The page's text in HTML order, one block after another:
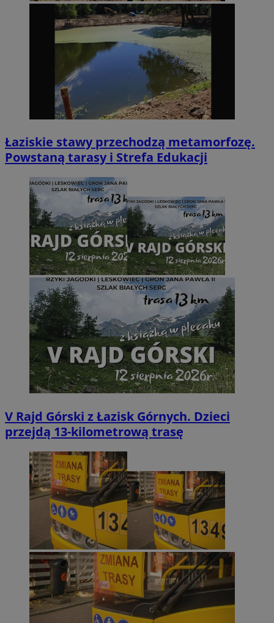
Łaziskie stawy przechodzą metamorfozę.
Powstaną tarasy i Strefa Edukacji
V Rajd Górski z Łazisk Górnych. Dzieci
przejdą 13-kilometrową trasę